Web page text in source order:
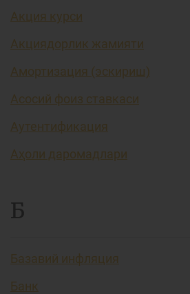
Акция курси
Акциядорлик жамияти
Амортизация (эскириш)
Асосий фоиз ставкаси
Аутентификация
Аҳоли даромадлари
Б
Базавий инфляция
Банк